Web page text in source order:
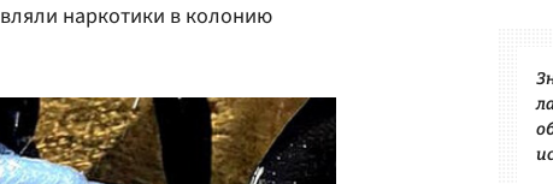
наркотики в колонию